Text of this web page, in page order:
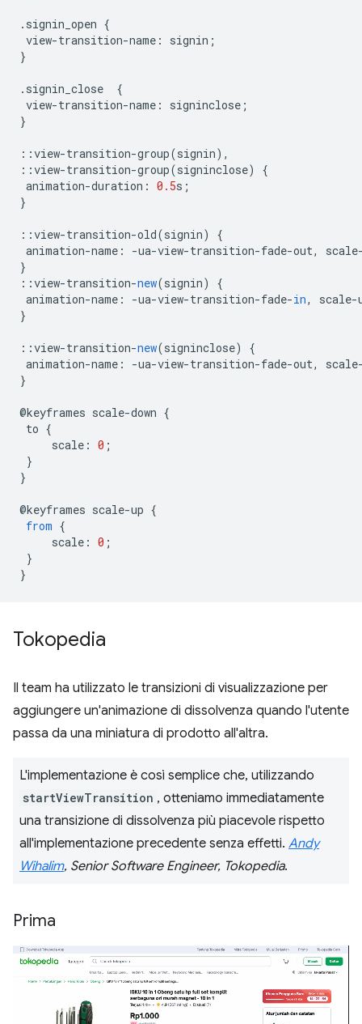
. signin_open {
view-transition-name : signin ;
}
. signin_close
{
view-transition-name : signinclose ;
}
::view-transition-group(signin),
::view-transition-group(signinclose)
{
animation-duration : 0.5s ;
}
::view-transition-old(signin)
{
animation-name : -ua-view-transition-fade-out, scale
}
::view-transition-new(signin)
{
animation-name : -ua-view-transition-fade-in, scale-
}
::view-transition-new(signinclose)
{
animation-name : -ua-view-transition-fade-out, scale
}
@keyframes scale-down {
to {
scale : 0 ;
}
}
@keyframes scale-up {
from {
scale : 0 ;
}
}
Tokopedia
Il team ha utilizzato le transizioni di visualizzazione per
aggiungere un'animazione di dissolvenza quando l'utente
passa da una miniatura di prodotto all'altra.
L'implementazione è così semplice che, utilizzando
startViewTransition , otteniamo immediatamente
una transizione di dissolvenza più piacevole rispetto
all'implementazione precedente senza effetti. Andy
Wihalim, Senior Software Engineer, Tokopedia.
Prima